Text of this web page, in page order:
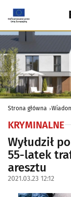
Strona główna
KRYMINALNE
Wyłudził
55-latek
aresztu
2021.03.23 12:12